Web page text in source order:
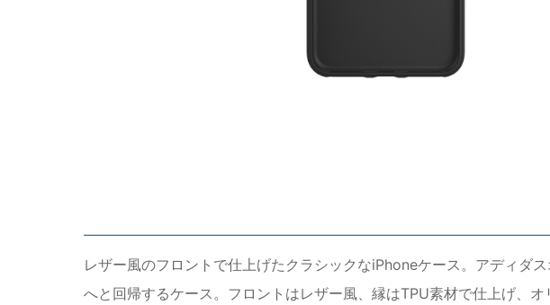
レザー風のフロントで仕上げたクラシックなiPhoneケース。アディダ
へと回帰するケース。フロントはレザー風、縁はTPU素材で仕上げ、